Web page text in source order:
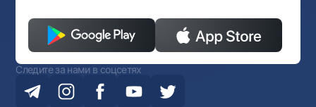
Следите за нами в соцсетях